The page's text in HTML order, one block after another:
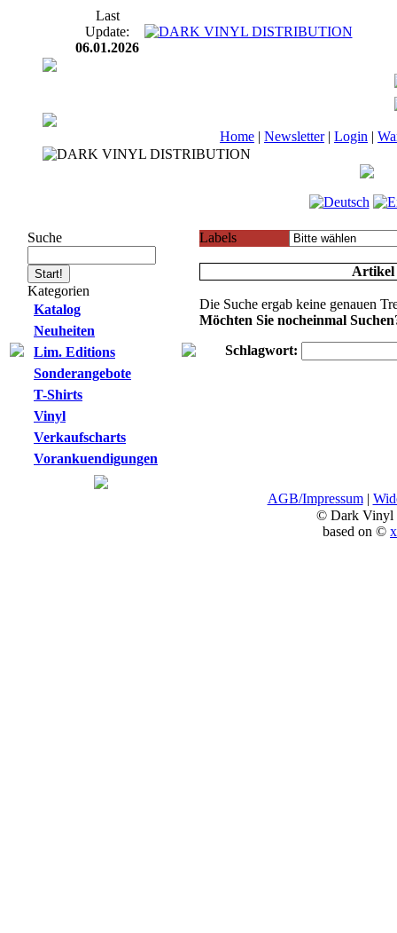
Last
Update:
06.01.2026
Home | Newsletter| Login |
Suche
Kategorien
Katalog
Neuheiten
Lim. Editions
Sonderangebote
T-Shirts
Vinyl
Verkaufscharts
Vorankuendigungen
Labels
Artikel
Die Suche ergab keine genauen
Möchten Sie nocheinmal
Schlagwort:
AGB/Impressum|
© Dark Vinyl
based on ©